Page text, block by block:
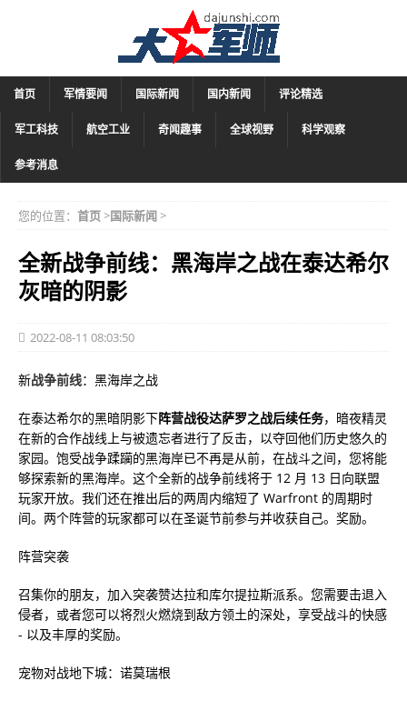
首页 军情要闻 国际新闻 国内新闻 评论精选
军工科技 航空工业 奇闻趣事 全球视野 科学观察
参考消息
您的位置： 首页>国际新闻>
全新战争前线：黑海岸之战在泰达希尔
灰暗的阴影
2022-08-11 08:03:50
新战争前线：黑海岸之战
在泰达希尔的黑暗阴影下阵营战役达萨罗之战后续任务，暗夜精灵
在新的合作战线上与被遗忘者进行了反击，以夺回他们历史悠久的
家园。饱受战争蹂躏的黑海岸已不再是从前，在战斗之间，您将能
够探索新的黑海岸。这个全新的战争前线将于 12 月 13 日向联盟
玩家开放。我们还在推出后的两周内缩短了 Warfront 的周期时
间。两个阵营的玩家都可以在圣诞节前参与并收获自己。奖励。
阵营突袭
召集你的朋友，加入突袭赞达拉和库尔提拉斯派系。您需要击退入
侵者，或者您可以将烈火燃烧到敌方领土的深处，享受战斗的快感
- 以及丰厚的奖励。
宠物对战地下城：诺莫瑞根